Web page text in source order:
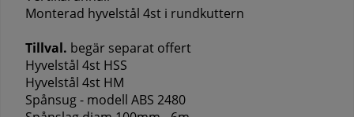
Monterad hyvelstål 4st i rundkuttern
Tillval. begär separat offert
Hyvelstål 4st HSS
Hyvelstål 4st HM
Spånsug - modell ABS 2480